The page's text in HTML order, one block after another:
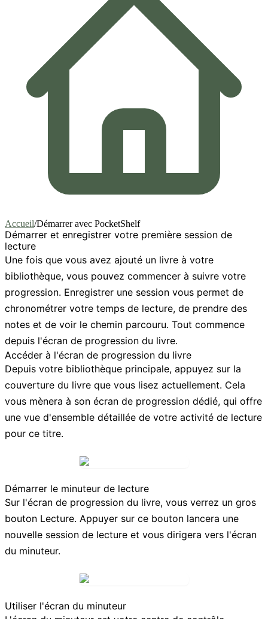
Accueil/Démarrer avec PocketShelf
Démarrer et enregistrer votre première session de
lecture
Une fois que vous avez ajouté un livre à votre
bibliothèque, vous pouvez commencer à suivre votre
progression. Enregistrer une session vous permet de
chronométrer votre temps de lecture, de prendre des
notes et de voir le chemin parcouru. Tout commence
depuis l'écran de progression du livre.
Accéder à l'écran de progression du livre
Depuis votre bibliothèque principale, appuyez sur la
couverture du livre que vous lisez actuellement. Cela
vous mènera à son écran de progression dédié, qui offre
une vue d'ensemble détaillée de votre activité de lecture
pour ce titre.
Démarrer le minuteur de lecture
Sur l'écran de progression du livre, vous verrez un gros
bouton Lecture. Appuyer sur ce bouton lancera une
nouvelle session de lecture et vous dirigera vers l'écran
du minuteur.
Utiliser l'écran du minuteur